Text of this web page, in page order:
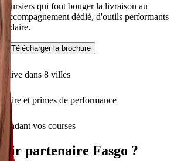
qui font bouger la livraison au
dédié, d'outils performants
Télécharger la brochure
dans 8 villes
et primes de performance
vos courses
partenaire Fasgo ?